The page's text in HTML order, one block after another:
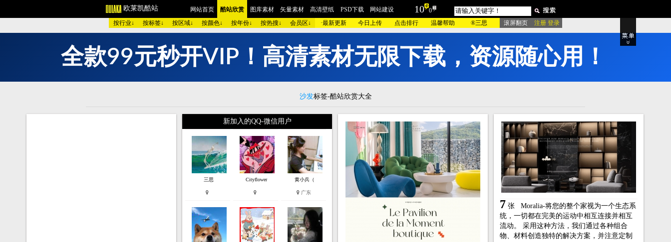
欧莱凯酷站 网站首页 酷站欣赏 图库素材 矢量素材 高清壁纸 PSD下载 网站建设 10
0
按行业↓
按标签↓ 按区域↓ 按颜色↓ 按年份↓ 按热搜↓ 会员区↓ ·最新更新 今日上传 点击排行 温馨帮助 ®三思 注册 登录
滚屏翻页
图 库： 欧美酷图 平面设计 艺术摄影 包装设计 时装展示 酷站截图 AI素材 插画艺术 家居建筑 工业设计 品牌专区
颜 色 >> 黑色酷站 白色酷站 红色酷站 蓝色酷站 紫色酷站 黄色酷站 灰色酷站 银色酷站 咖啡酷站 粉红酷站 绿色酷站
艺术设计 医疗健康 学校教育
家用电器 数码相机 珠宝首饰 女性用品 人力资源 手表皮带 明星酷站 家具厨具 更多类型..
白色模板 红色模板 蓝色模板 紫色模板 黄色模板 银色模板 咖啡模板 粉红模板 绿色模板 更多类型..
服务团队 网站建设 欧莱凯APP端下载 微信小程序/APP开发 联系我们
全款99元 秒 开
沙发标签-酷站欣赏大全
新加入的QQ-微信用户
三思 Cityflower 黄小兵（
广东
7 张 Moralia-将您的整个家视为一个生态系
统，一切都在完美的运动中相互连接并相互
流动。 采用这种方法，我们通过各种组合
物、材料创造独特的解决方案，并注意定制